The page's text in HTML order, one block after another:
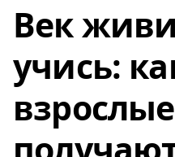
Век
учись: